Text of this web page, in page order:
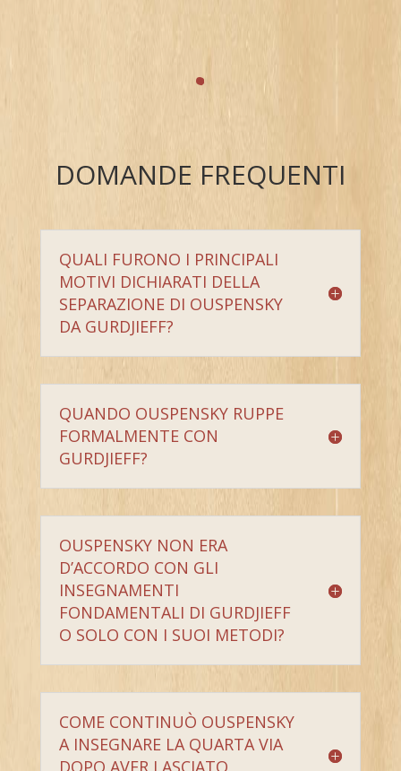
.
DOMANDE FREQUENTI
QUALI FURONO I PRINCIPALI
MOTIVI DICHIARATI DELLA
SEPARAZIONE DI OUSPENSKY
DA GURDJIEFF?
QUANDO OUSPENSKY RUPPE
FORMALMENTE CON
GURDJIEFF?
OUSPENSKY NON ERA
D’ACCORDO CON GLI
INSEGNAMENTI
FONDAMENTALI DI GURDJIEFF
O SOLO CON I SUOI METODI?
COME CONTINUÒ OUSPENSKY
A INSEGNARE LA QUARTA VIA
DOPO AVER LASCIATO